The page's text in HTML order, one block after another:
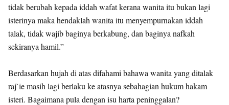
tidak berubah kepada iddah wafat kerana wanita itu bukan lagi
isterinya maka hendaklah wanita itu menyempurnakan iddah
talak, tidak wajib baginya berkabung, dan baginya nafkah
sekiranya hamil.”
Berdasarkan hujah di atas difahami bahawa wanita yang ditalak
raj`ie masih lagi berlaku ke atasnya sebahagian hukum hakam
isteri. Bagaimana pula dengan isu harta peninggalan?